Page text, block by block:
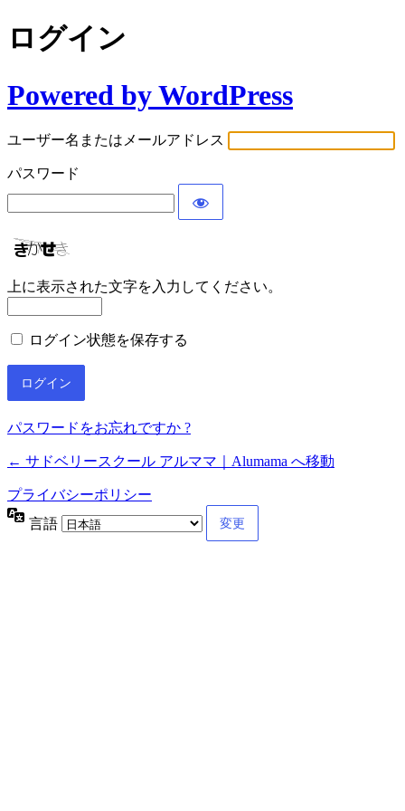
ログイン
Powered by WordPress
ユーザー名またはメールアドレス
パスワード
上に表示された文字を入力してください。
ログイン状態を保存する
パスワードをお忘れですか ?
← サドベリースクール アルママ｜Alumama へ移動
プライバシーポリシー
言語